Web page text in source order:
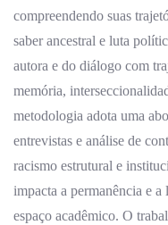
compreendendo suas
saber ancestral e luta
autora e do diálogo com
memória,
metodologia adota uma
entrevistas e análise de
racismo estrutural e
impacta a permanência e
espaço acadêmico. O